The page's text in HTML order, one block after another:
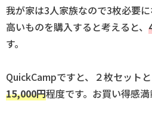
我が家は3人家族なので3枚必要に
高いものを購入すると考えると、
す。
QuickCampですと、２枚セット
15,000円程度です。お買い得感